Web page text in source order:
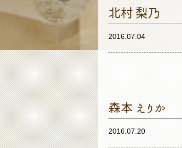
北村 梨乃
2016.07.04
森本 えりか
2016.07.20